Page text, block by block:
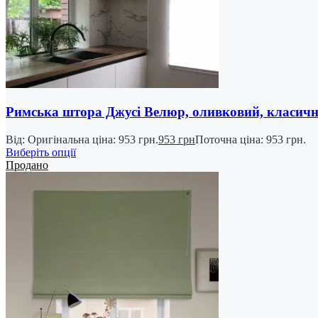
Римська штора Джусі Велюр, оливковий,
Від: Оригінальна ціна: 953 грн.953 грнПоточна ціна: 953 грн.
Виберіть опції
Продано